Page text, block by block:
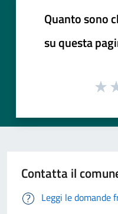
Quanto sono
su questa
Contatta il
Leggi le domande